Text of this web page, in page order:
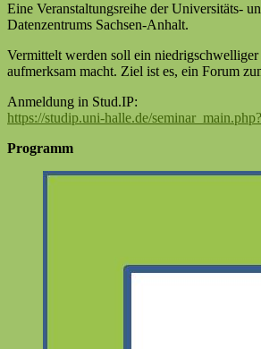
Eine Veranstaltungsreihe der Universitäts-
Datenzentrums Sachsen-Anhalt.
Vermittelt werden soll ein
aufmerksam macht. Ziel ist es, ein Forum
Anmeldung in Stud.IP:
https://studip.uni-halle.de/
Programm